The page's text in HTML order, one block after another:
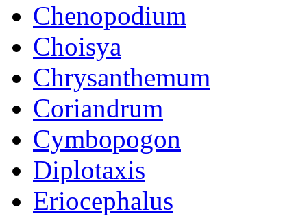
Chenopodium
Choisya
Chrysanthemum
Coriandrum
Cymbopogon
Diplotaxis
Eriocephalus